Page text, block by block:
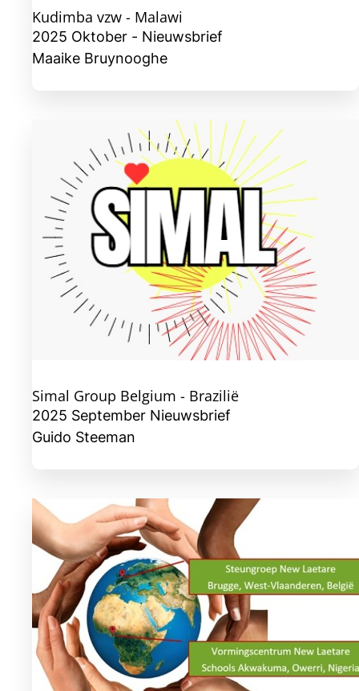
Kudimba vzw - Malawi
2025 Oktober - Nieuwsbrief
Maaike Bruynooghe
Simal Group Belgium - Brazilië
2025 September Nieuwsbrief
Guido Steeman